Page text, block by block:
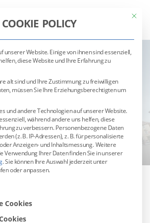
Stellenangebote
Mit
COOKIE POLICY
unserer Website. Einige von ihnen sind essenziell,
diese Website und Ihre Erfahrung zu
alt sind und Ihre Zustimmung zu freiwilligen
müssen Sie Ihre Erziehungsberechtigten um
und andere Technologien auf unserer Website.
während andere uns helfen, diese
zu verbessern. Personenbezogene Daten
(z. B. IP-Adressen), z. B. für personalisierte
Anzeigen- und Inhaltsmessung. Weitere
Verwendung Ihrer Daten finden Sie in unserer
.Sie können Ihre Auswahl jederzeit unter
oder anpassen.
der Service-Gruppen, für die eine
Cookies